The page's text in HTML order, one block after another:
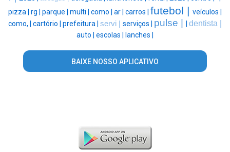
pizza | rg | parque | multi | como | ar | carros | futebol | veículos |
como, | cartório | prefeitura | servi | serviços | pulse | dentista |
auto | escolas | lanches |
BAIXE NOSSO APLICATIVO